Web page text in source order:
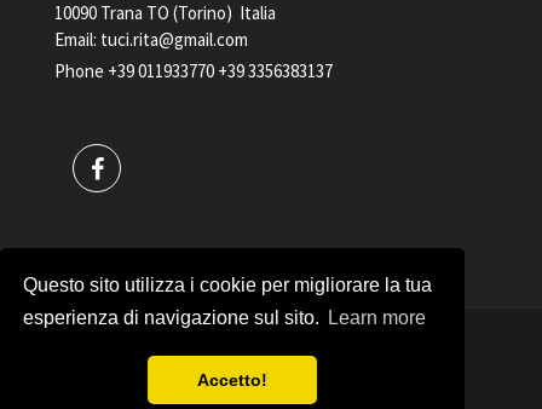
Questo sito utilizza i cookie per migliorare la tua
esperienza di navigazione sul sito.
Learn more
Accetto!
10090 Trana TO (Torino) Italia
Email: tuci.rita@gmail.com
Phone +39 011933770 +39 3356383137
Antichità Rita Tuci VAT CODE 04898240017
Copyrights © 2017